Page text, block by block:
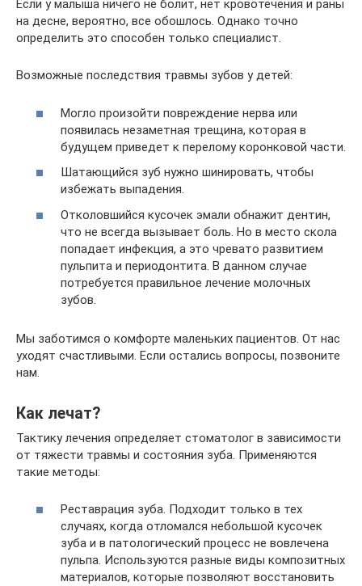
Если у малыша ничего не болит, нет кровотечения и раны
на десне, вероятно, все обошлось. Однако точно
определить это способен только специалист.
Возможные последствия травмы зубов у детей:
Могло произойти повреждение нерва или
появилась незаметная трещина, которая в
будущем приведет к перелому коронковой части.
Шатающийся зуб нужно шинировать, чтобы
избежать выпадения.
Отколовшийся кусочек эмали обнажит дентин,
что не всегда вызывает боль. Но в место скола
попадает инфекция, а это чревато развитием
пульпита и периодонтита. В данном случае
потребуется правильное лечение молочных
зубов.
Мы заботимся о комфорте маленьких пациентов. От нас
уходят счастливыми. Если остались вопросы, позвоните
нам.
Как лечат?
Тактику лечения определяет стоматолог в зависимости
от тяжести травмы и состояния зуба. Применяются
такие методы:
Реставрация зуба. Подходит только в тех
случаях, когда отломался небольшой кусочек
зуба и в патологический процесс не вовлечена
пульпа. Используются разные виды композитных
материалов, которые позволяют восстановить